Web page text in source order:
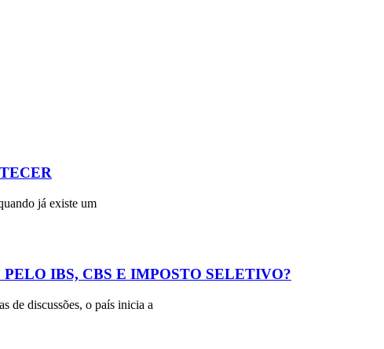
já existe um
IBS, CBS E IMPOSTO SELETIVO?
de discussões, o país inicia a